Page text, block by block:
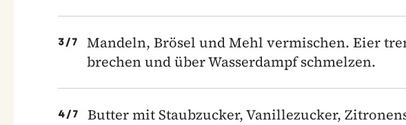
3/7
Mandeln, Brösel und Mehl vermischen. Eier
brechen und über Wasserdampf schmelzen.
4/7
Butter mit Staubzucker, Vanillezucker,